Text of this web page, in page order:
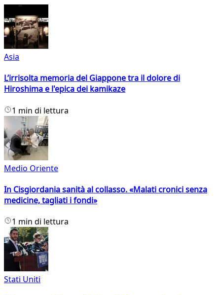
Asia
L’irrisolta memoria del Giappone tra il dolore di
Hiroshima e l'epica dei kamikaze
1 min di lettura
Medio Oriente
In Cisgiordania sanità al collasso. «Malati cronici senza
medicine, tagliati i fondi»
1 min di lettura
Stati Uniti